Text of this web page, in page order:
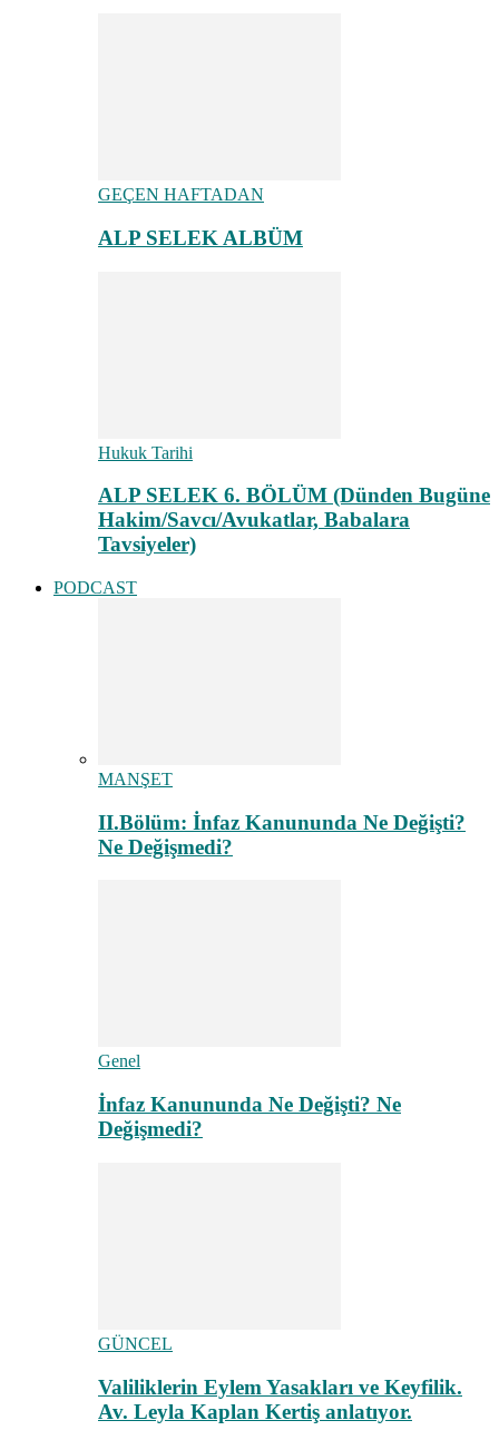
GEÇEN HAFTADAN
ALP SELEK ALBÜM
Hukuk Tarihi
ALP SELEK 6. BÖLÜM (Dünden Bugüne
Hakim/Savcı/Avukatlar, Babalara
Tavsiyeler)
PODCAST
MANŞET
II.Bölüm: İnfaz Kanununda Ne Değişti?
Ne Değişmedi?
Genel
İnfaz Kanununda Ne Değişti? Ne
Değişmedi?
GÜNCEL
Valiliklerin Eylem Yasakları ve Keyfilik.
Av. Leyla Kaplan Kertiş anlatıyor.